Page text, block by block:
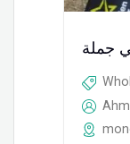
جملة